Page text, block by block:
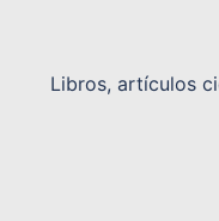
Libros, artículos